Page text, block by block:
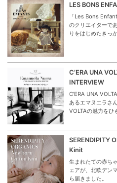
LES BONS
「Les Bons
のクリエイターで
りをはじめたきっ
C’ERA UNA
INTERVIEW
C’ERA UNA
あるエマヌエラさ
VOLTAの魅力をひ
SERENDIPITY
Kinit
生まれたての赤ち
ェアが、北欧デン
ら届きました。